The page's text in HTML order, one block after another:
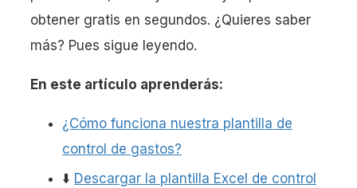
obtener gratis en segundos. ¿Quieres saber
más? Pues sigue leyendo.
En este artículo aprenderás:
¿Cómo funciona nuestra plantilla de
control de gastos?
⬇️ Descargar la plantilla Excel de control